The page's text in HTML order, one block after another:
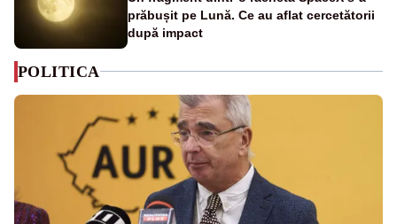
prăbușit pe Lună. Ce au aflat cercetătorii
după impact
POLITICA